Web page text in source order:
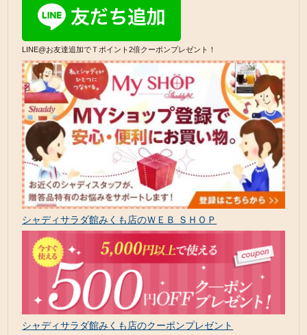
LINE@お友達追加でＴポイント2倍クーポンプレゼント！
シャディサラダ館みくも店のＷＥＢ ＳＨＯＰ
シャディサラダ館みくも店のクーポンプレゼント